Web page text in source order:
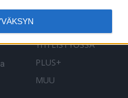
OMA TARINA
YHTEISTYÖSSÄ
PLUS+
MUU